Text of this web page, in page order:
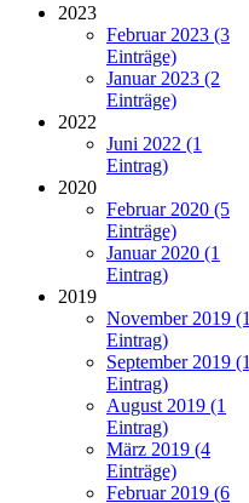
2023
Februar 2023 (3
Einträge)
Januar 2023 (2
Einträge)
2022
Juni 2022 (1
Eintrag)
2020
Februar 2020 (5
Einträge)
Januar 2020 (1
Eintrag)
2019
November 2019 (1
Eintrag)
September 2019 (1
Eintrag)
August 2019 (1
Eintrag)
März 2019 (4
Einträge)
Februar 2019 (6